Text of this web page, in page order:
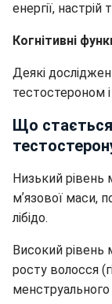
енергії,
Когнітивні
Деякі
тестостероном
Що стається
Низький
мʼязової маси,
лібідо.
Високий рівень
росту волосся